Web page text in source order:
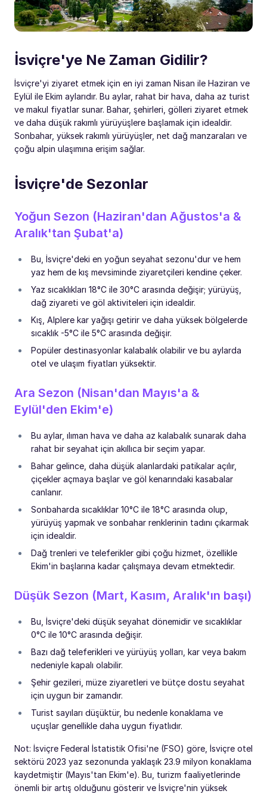
İsviçre'ye Ne Zaman Gidilir?
İsviçre'yi ziyaret etmek için en iyi zaman Nisan ile Haziran ve
Eylül ile Ekim aylarıdır. Bu aylar, rahat bir hava, daha az turist
ve makul fiyatlar sunar. Bahar, şehirleri, gölleri ziyaret etmek
ve daha düşük rakımlı yürüyüşlere başlamak için idealdir.
Sonbahar, yüksek rakımlı yürüyüşler, net dağ manzaraları ve
çoğu alpin ulaşımına erişim sağlar.
İsviçre'de Sezonlar
Yoğun Sezon (Haziran'dan Ağustos'a &
Aralık'tan Şubat'a)
Bu, İsviçre'deki en yoğun seyahat sezonu'dur ve hem
yaz hem de kış mevsiminde ziyaretçileri kendine çeker.
Yaz sıcaklıkları 18°C ile 30°C arasında değişir; yürüyüş,
dağ ziyareti ve göl aktiviteleri için idealdir.
Kış, Alplere kar yağışı getirir ve daha yüksek bölgelerde
sıcaklık -5°C ile 5°C arasında değişir.
Popüler destinasyonlar kalabalık olabilir ve bu aylarda
otel ve ulaşım fiyatları yüksektir.
Ara Sezon (Nisan'dan Mayıs'a &
Eylül'den Ekim'e)
Bu aylar, ılıman hava ve daha az kalabalık sunarak daha
rahat bir seyahat için akıllıca bir seçim yapar.
Bahar gelince, daha düşük alanlardaki patikalar açılır,
çiçekler açmaya başlar ve göl kenarındaki kasabalar
canlanır.
Sonbaharda sıcaklıklar 10°C ile 18°C arasında olup,
yürüyüş yapmak ve sonbahar renklerinin tadını çıkarmak
için idealdir.
Dağ trenleri ve teleferikler gibi çoğu hizmet, özellikle
Ekim'in başlarına kadar çalışmaya devam etmektedir.
Düşük Sezon (Mart, Kasım, Aralık'ın başı)
Bu, İsviçre'deki düşük seyahat dönemidir ve sıcaklıklar
0°C ile 10°C arasında değişir.
Bazı dağ teleferikleri ve yürüyüş yolları, kar veya bakım
nedeniyle kapalı olabilir.
Şehir gezileri, müze ziyaretleri ve bütçe dostu seyahat
için uygun bir zamandır.
Turist sayıları düşüktür, bu nedenle konaklama ve
uçuşlar genellikle daha uygun fiyatlıdır.
Not: İsviçre Federal İstatistik Ofisi'ne (FSO) göre, İsviçre otel
sektörü 2023 yaz sezonunda yaklaşık 23.9 milyon konaklama
kaydetmiştir (Mayıs'tan Ekim'e). Bu, turizm faaliyetlerinde
önemli bir artış olduğunu gösterir ve İsviçre'nin yüksek